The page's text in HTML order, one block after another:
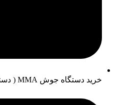
خرید دستگاه جوش MMA ( دستگاه رکتیفایر)